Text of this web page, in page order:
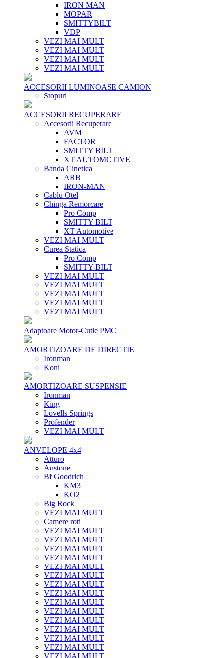
IRON MAN
MOPAR
SMITTYBILT
VDP
VEZI MAI MULT
VEZI MAI MULT
VEZI MAI MULT
VEZI MAI MULT
ACCESORII LUMINOASE CAMION
Stopuri
ACCESORII RECUPERARE
Accesorii Recuperare
AVM
FACTOR
SMITTY BILT
XT AUTOMOTIVE
Banda Cinetica
ARB
IRON-MAN
Cablu Otel
Chinga Remorcare
Pro Comp
SMITTY BILT
XT Automotive
VEZI MAI MULT
Curea Statica
Pro Comp
SMITTY-BILT
VEZI MAI MULT
VEZI MAI MULT
VEZI MAI MULT
VEZI MAI MULT
VEZI MAI MULT
Adaptoare Motor-Cutie PMC
AMORTIZOARE DE DIRECTIE
Ironman
Koni
AMORTIZOARE SUSPENSIE
Ironman
King
Lovells Springs
Profender
VEZI MAI MULT
ANVELOPE 4x4
Atturo
Austone
Bf Goodrich
KM3
KO2
Big Rock
VEZI MAI MULT
Camere roti
VEZI MAI MULT
VEZI MAI MULT
VEZI MAI MULT
VEZI MAI MULT
VEZI MAI MULT
VEZI MAI MULT
VEZI MAI MULT
VEZI MAI MULT
VEZI MAI MULT
VEZI MAI MULT
VEZI MAI MULT
VEZI MAI MULT
VEZI MAI MULT
VEZI MAI MULT
VEZI MAI MULT